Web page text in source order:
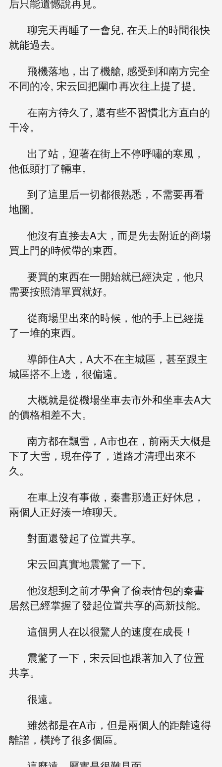
后只能遺憾說再見。
聊完天再睡了一會兒, 在天上的時間很快
就能過去。
飛機落地，出了機艙, 感受到和南方完全
不同的冷, 宋云回把圍巾再次往上提了提。
在南方待久了, 還有些不習慣北方直白的
干冷。
出了站，迎著在街上不停呼嘯的寒風，
他低頭打了輛車。
到了這里后一切都很熟悉，不需要再看
地圖。
他沒有直接去A大，而是先去附近的商場
買上門的時候帶的東西。
要買的東西在一開始就已經決定，他只
需要按照清單買就好。
從商場里出來的時候，他的手上已經提
了一堆的東西。
導師住A大，A大不在主城區，甚至跟主
城區搭不上邊，很偏遠。
大概就是從機場坐車去市外和坐車去A大
的價格相差不大。
南方都在飄雪，A市也在，前兩天大概是
下了大雪，現在停了，道路才清理出來不
久。
在車上沒有事做，秦書那邊正好休息，
兩個人正好湊一堆聊天。
對面還發起了位置共享。
宋云回真實地震驚了一下。
他沒想到之前才學會了偷表情包的秦書
居然已經掌握了發起位置共享的高新技能。
這個男人在以很驚人的速度在成長！
震驚了一下，宋云回也跟著加入了位置
共享。
很遠。
雖然都是在A市，但是兩個人的距離遠得
離譜，橫跨了很多個區。